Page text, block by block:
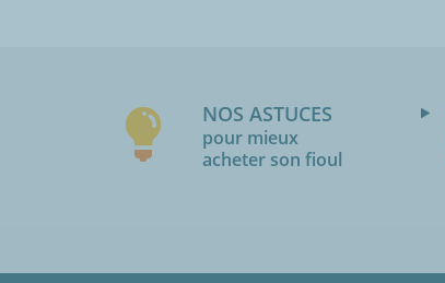
NOS ASTUCES
pour mieux
acheter son fioul